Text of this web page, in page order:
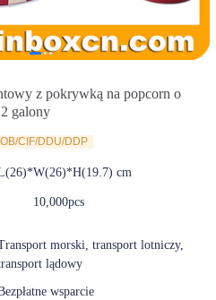
z pokrywką na popcorn o
galony
CIF/DDU/DDP
cm
10,000pcs
morski, transport lotniczy,
lądowy
wsparcie